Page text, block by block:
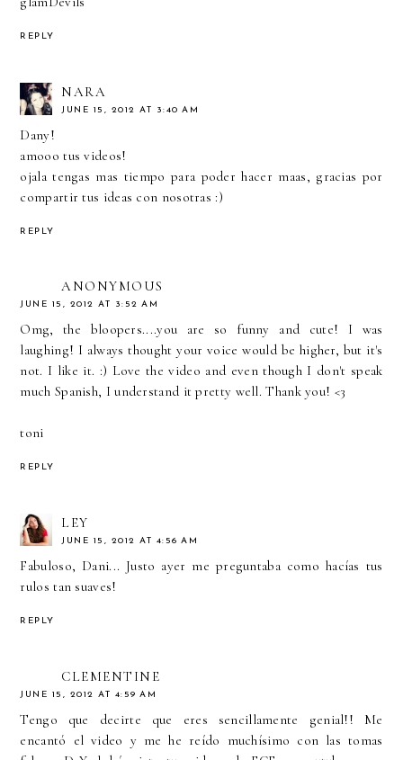
REPLY
NARA
JUNE 15, 2012 AT 3:40 AM
Dany!
amooo tus videos!
ojala tengas mas tiempo para poder hacer maas, gracias por
compartir tus ideas con nosotras :)
REPLY
ANONYMOUS
JUNE 15, 2012 AT 3:52 AM
Omg, the bloopers....you are so funny and cute! I was
laughing! I always thought your voice would be higher, but it's
not. I like it. :) Love the video and even though I don't speak
much Spanish, I understand it pretty well. Thank you! <3
toni
REPLY
LEY
JUNE 15, 2012 AT 4:56 AM
Fabuloso, Dani... Justo ayer me preguntaba como hacías tus
rulos tan suaves!
REPLY
CLEMENTINE
JUNE 15, 2012 AT 4:59 AM
Tengo que decirte que eres sencillamente genial!! Me
encantó el video y me he reído muchísimo con las tomas